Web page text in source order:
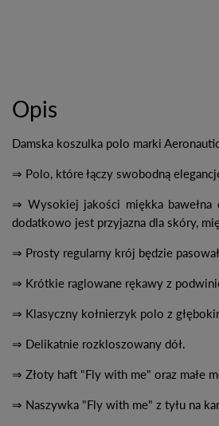
Opis
Damska koszulka polo marki
⇒ Polo, które łączy swobodną
⇒ Wysokiej jakości miękka bawełna
dodatkowo jest przyjazna dla skóry,
⇒ Prosty regularny krój będzie
⇒ Krótkie raglowane rękawy z
⇒ Klasyczny kołnierzyk polo z
⇒ Delikatnie rozkloszowany dół.
⇒ Złoty haft "Fly with me" oraz małe
⇒ Naszywka "Fly with me" z tyłu na